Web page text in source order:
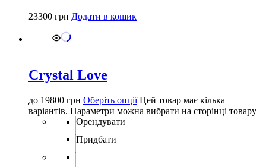
23300 грн Додати в кошик
Crystal Love
до 19800 грн Оберіть опції Цей товар має кілька
варіантів. Параметри можна вибрати на сторінці товару
Орендувати
Придбати